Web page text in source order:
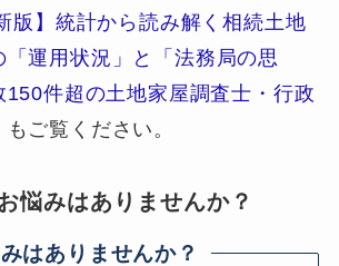
版】統計から読み解く相続土地
「運用状況」と「法務局の思
150件超の土地家屋調査士・行政
もご覧ください。
悩みはありませんか？
はありませんか？